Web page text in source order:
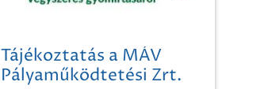
Tájékoztatás a MÁV
Pályaműködtetési Zrt.